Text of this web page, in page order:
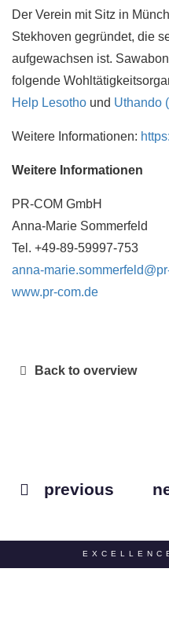
Der Verein mit Sitz in
Stekhoven gegründet, die
aufgewachsen ist.
folgende
Help Lesotho und Uthando
Weitere Informationen:
Weitere Informationen
PR-COM GmbH
Anna-Marie Sommerfeld
Tel. +49-89-59997-753
anna-
www.pr-com.de
Back to overview
previous